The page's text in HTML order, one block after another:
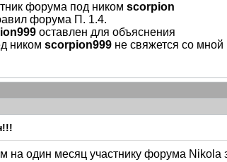
форума под ником scorpion
форума П. 1.4.
оставлен для объяснения
ником scorpion999 не свяжется со
на один месяц участнику форума